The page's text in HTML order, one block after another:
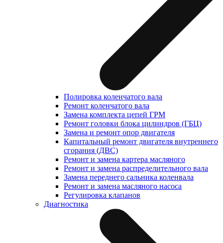
Полировка коленчатого вала
Ремонт коленчатого вала
Замена комплекта цепей ГРМ
Ремонт головки блока цилиндров (ГБЦ)
Замена и ремонт опор двигателя
Капитальный ремонт двигателя внутреннего
сгорания (ДВС)
Ремонт и замена картера масляного
Ремонт и замена распределительного вала
Замена переднего сальника коленвала
Ремонт и замена масляного насоса
Регулировка клапанов
Диагностика